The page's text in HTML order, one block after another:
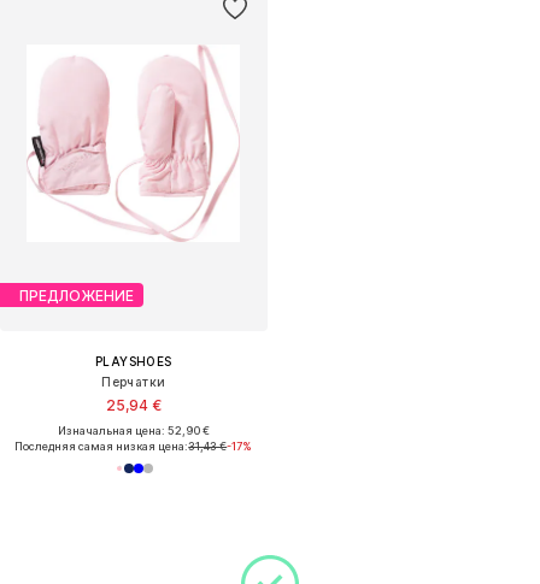
ПРЕДЛОЖЕНИЕ
PLAYSHOES
Перчатки
25,94 €
Изначальная цена: 52,90 €
Последняя самая низкая цена:31,43 €-17%